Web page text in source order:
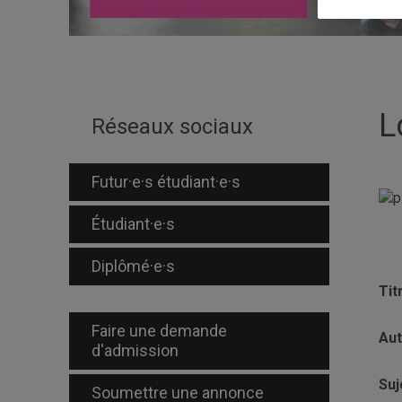
Réseaux sociaux
Futur·e·s étudiant·e·s
Étudiant·e·s
Diplômé·e·s
Faire une demande
d'admission
Soumettre une annonce